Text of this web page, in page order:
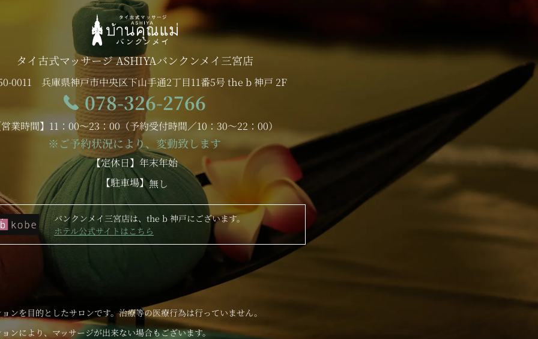
タイ古式マッサージ ASHIYAバンクンメイ 三宮店
0011 兵庫県神戸市中央区下山手通2丁目11番5号 the b 神戸 2F
078-326-2766
業時間】11：00～23：00 （予約受付時間／10：30～22：00）
※ご予約状況により、変動致します
【定休日】年末年始
【駐車場】無し
バンクンメイ三宮店は、the b 神戸にございます。
ホテル公式サイトはこちら
ンを目的としたサロンです。治療等の医療行為は行っていません。
ンにより、マッサージが出来ない場合もございます。